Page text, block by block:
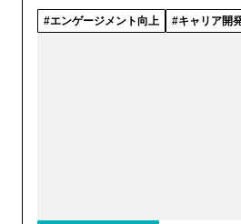
エンゲージメント向上 キャリア開